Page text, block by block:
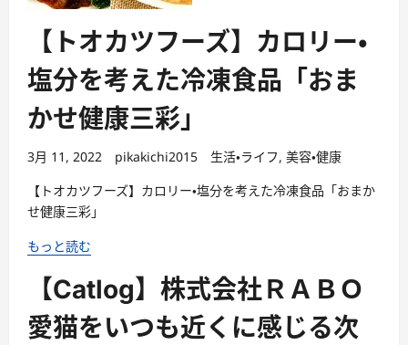
【トオカツフーズ】カロリー・
塩分を考えた冷凍食品「おま
かせ健康三彩」
3月 11, 2022 pikakichi2015 生活・ライフ, 美容・健康
【トオカツフーズ】カロリー・塩分を考えた冷凍食品「おまか
せ健康三彩」
もっと読む
【Catlog】株式会社ＲＡＢＯ
愛猫をいつも近くに感じる次